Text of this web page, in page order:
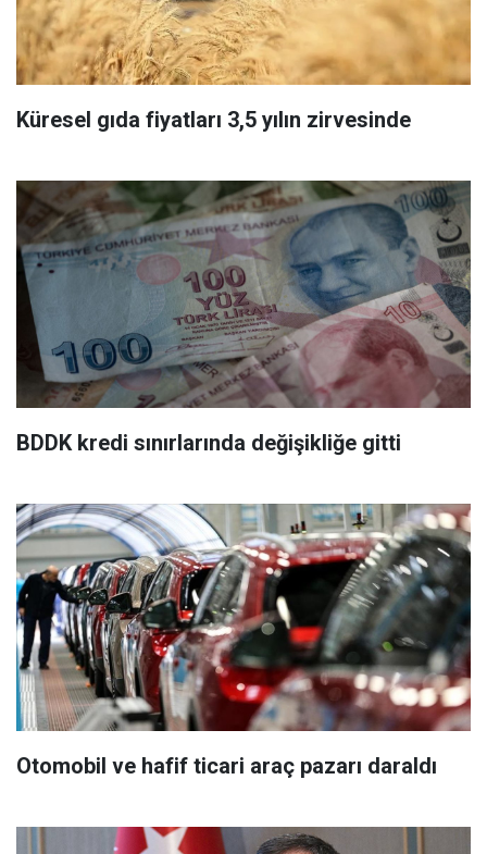
Küresel gıda fiyatları 3,5 yılın zirvesinde
BDDK kredi sınırlarında değişikliğe gitti
Otomobil ve hafif ticari araç pazarı daraldı